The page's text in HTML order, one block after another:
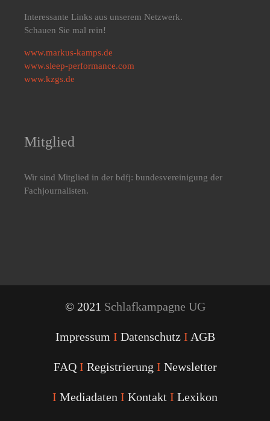
Interessante Links aus unserem Netzwerk.
Schauen Sie mal rein!
www.markus-kamps.de
www.sleep-performance.com
www.kzgs.de
Mitglied
Wir sind Mitglied in der bdfj: bundesvereinigung der
Fachjournalisten.
© 2021 Schlafkampagne UG
Impressum I Datenschutz I AGB
FAQ I Registrierung I Newsletter
I Mediadaten I Kontakt I Lexikon